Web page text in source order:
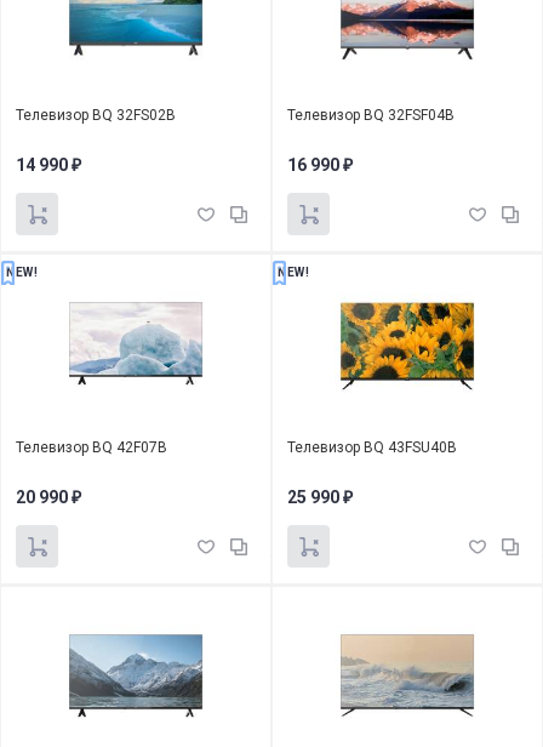
Телевизор BQ 32FS02B
14 990 ₽
Телевизор BQ 32FSF04B
16 990 ₽
NEW!
Телевизор BQ 42F07B
20 990 ₽
NEW!
Телевизор BQ 43FSU40B
25 990 ₽